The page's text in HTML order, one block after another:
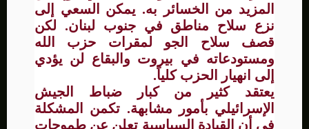
المزيد من الخسائر به. يمكن السعي إلى
نزع سلاح مناطق في جنوب لبنان. لكن
قصف سلاح الجو لمقرات حزب الله
ومستودعاته في بيروت والبقاع لن يؤدي
إلى انهيار الحزب كلياً.
يعتقد كثير من كبار ضباط الجيش
الإسرائيلي بأمور مشابهة. تكمن المشكلة
في أن القيادة السياسية تعلن عن طموحات